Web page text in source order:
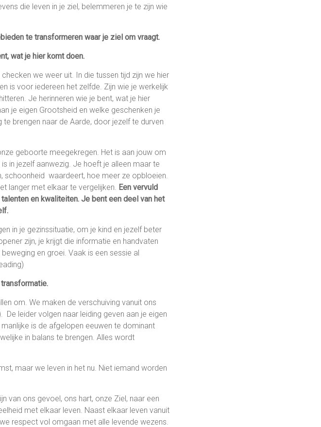
die leven in je ziel, belemmeren je te zijn wie
te transformeren waar je ziel om vraagt.
wat je hier komt doen.
we weer uit. In die tussen tijd zijn we hier
is voor iedereen het zelfde. Zijn wie je werkelijk
Je herinneren wie je bent, wat je hier
je eigen Grootsheid en welke geschenken je
brengen naar de Aarde, door jezelf te durven
geboorte meegekregen. Het is aan jouw om
in jezelf aanwezig. Je hoeft je alleen maar te
schoonheid waardeert, hoe meer ze opbloeien.
langer met elkaar te vergelijken. Een vervuld
en kwaliteiten. Je bent een deel van het
in je gezinssituatie, om je kind en jezelf beter
zijn, je krijgt die informatie en handvaten
en groei. Vaak is een sessie al
om. We maken de verschuiving vanuit ons
leider volgen naar leiding geven aan je eigen
is de afgelopen eeuwen te dominant
in balans te brengen. Alles wordt
maar we leven in het nu. Niet iemand worden
van ons gevoel, ons hart, onze Ziel, naar een
met elkaar leven. Naast elkaar leven vanuit
respect vol omgaan met alle levende wezens.